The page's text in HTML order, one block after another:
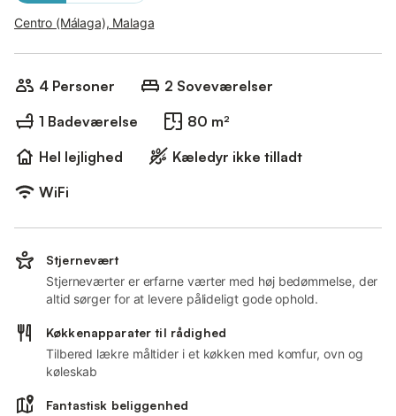
Centro (Málaga), Malaga
4 Personer
2 Soveværelser
1 Badeværelse
80 m²
Hel lejlighed
Kæledyr ikke tilladt
WiFi
Stjernevært
Stjerneværter er erfarne værter med høj bedømmelse, der
altid sørger for at levere pålideligt gode ophold.
Køkkenapparater til rådighed
Tilbered lækre måltider i et køkken med komfur, ovn og
køleskab
Fantastisk beliggenhed